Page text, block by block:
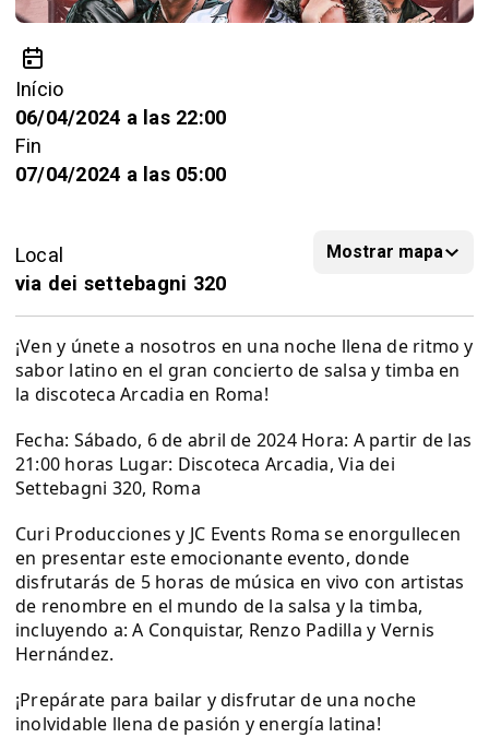
Início
06/04/2024 a las 22:00
Fin
07/04/2024 a las 05:00
Local
via dei settebagni 320
Mostrar mapa
¡Ven y únete a nosotros en una noche llena de ritmo y
sabor latino en el gran concierto de salsa y timba en
la discoteca Arcadia en Roma!
Fecha: Sábado, 6 de abril de 2024 Hora: A partir de las
21:00 horas Lugar: Discoteca Arcadia, Via dei
Settebagni 320, Roma
Curi Producciones y JC Events Roma se enorgullecen
en presentar este emocionante evento, donde
disfrutarás de 5 horas de música en vivo con artistas
de renombre en el mundo de la salsa y la timba,
incluyendo a: A Conquistar, Renzo Padilla y Vernis
Hernández.
¡Prepárate para bailar y disfrutar de una noche
inolvidable llena de pasión y energía latina!